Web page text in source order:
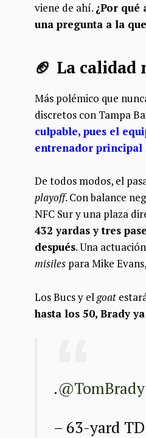
viene de ahí. ¿Por
una pregunta a la
🏈 La calidad
Más polémico que
discretos con Tampa
culpable, pues el
entrenador principal
De todos modos, el
playoff. Con balance
NFC Sur y una plaza
432 yardas y tres
después. Una
misiles para Mike
Los Bucs y el goat
hasta los 50, Brady
.@TomBrady
– 63-yard TD